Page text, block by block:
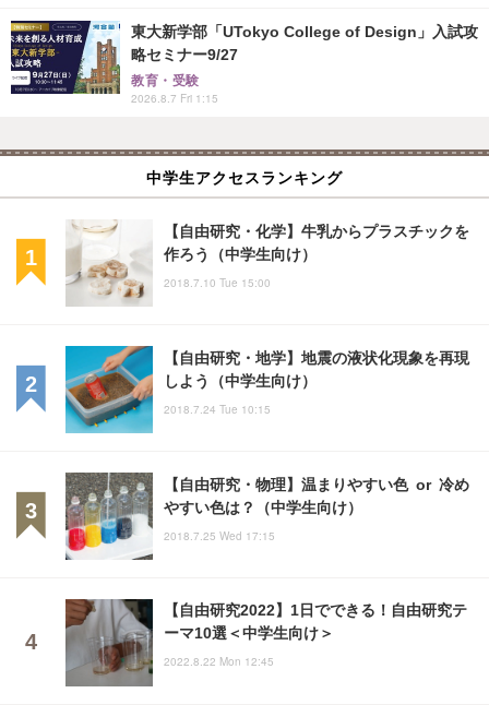
東大新学部「UTokyo College of Design」入試攻
略セミナー9/27
教育・受験
2026.8.7 Fri 1:15
中学生アクセスランキング
【自由研究・化学】牛乳からプラスチックを
作ろう（中学生向け）
2018.7.10 Tue 15:00
【自由研究・地学】地震の液状化現象を再現
しよう（中学生向け）
2018.7.24 Tue 10:15
【自由研究・物理】温まりやすい色 or 冷め
やすい色は？（中学生向け）
2018.7.25 Wed 17:15
【自由研究2022】1日でできる！自由研究テ
ーマ10選＜中学生向け＞
2022.8.22 Mon 12:45